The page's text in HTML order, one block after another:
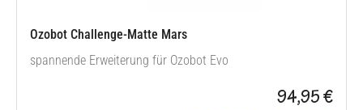
Ozobot Challenge-Matte Mars
spannende Erweiterung für Ozobot Evo
94,95 €